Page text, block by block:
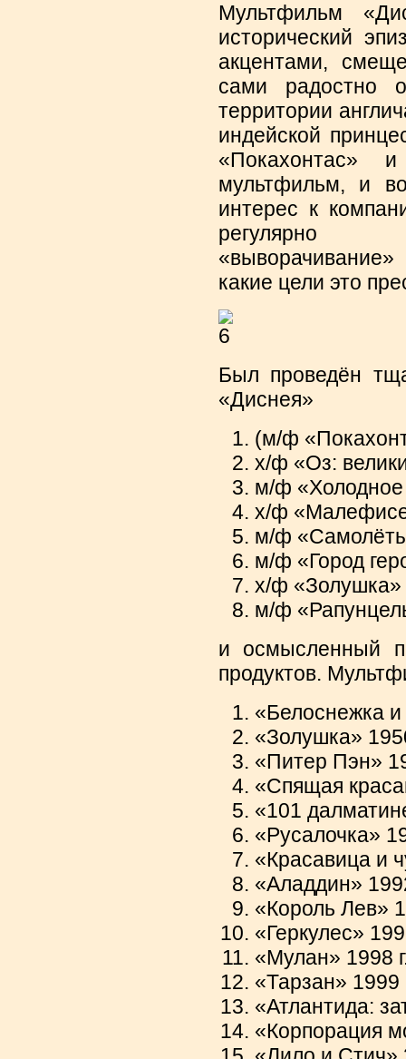
Мультфильм
исторический
акцентами,
сами радостно
территории
индейской
«Покахонтас»
мультфильм, и
интерес к
регулярно
какие цели это
Был проведён
«Диснея»
(м/ф
х/ф «Оз:
м/ф «Холодное
х/ф
м/ф
м/ф «Город
х/ф «Золушка»
м/ф
и осмысленный
продуктов.
«Белоснежка и
«Золушка»
«Питер Пэн»
«Спящая
«101
«Русалочка»
«Красавица и
«Аладдин»
«Король Лев»
«Геркулес»
«Мулан» 1998
«Тарзан» 1999
«Атлантида:
«Корпорация